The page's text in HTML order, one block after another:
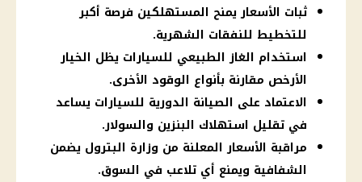
ثبات الأسعار يمنح المستهلكين فرصة أكبر
للتخطيط للنفقات الشهرية.
استخدام الغاز الطبيعي للسيارات يظل الخيار
الأرخص مقارنة بأنواع الوقود الأخرى.
الاعتماد على الصيانة الدورية للسيارات يساعد
في تقليل استهلاك البنزين والسولار.
مراقبة الأسعار المعلنة من وزارة البترول يضمن
الشفافية ويمنع أي تلاعب في السوق.